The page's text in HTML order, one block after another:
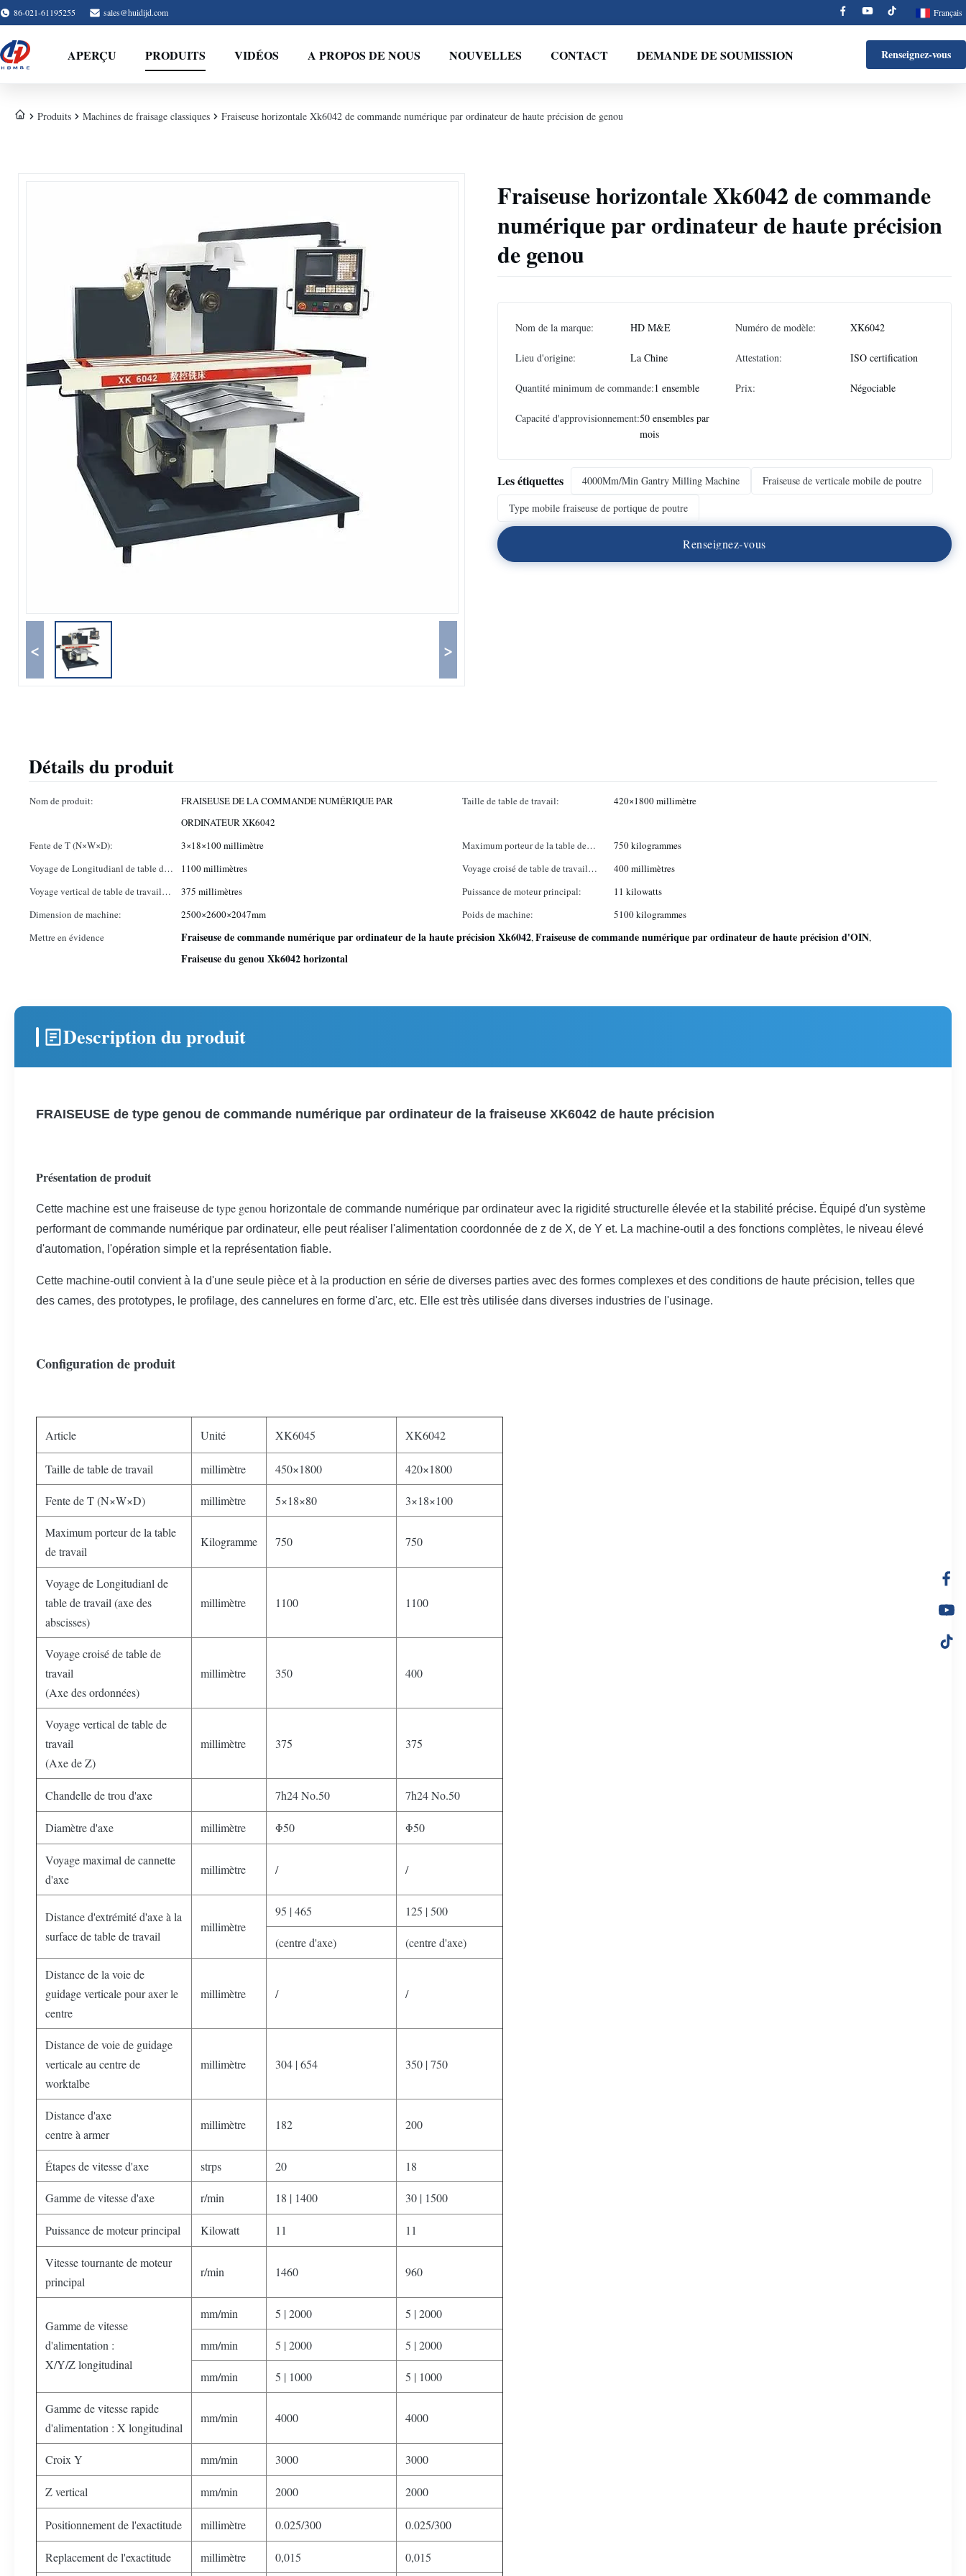
86-021-61195255 sales@huidijd.com Français
APERÇU PRODUITS VIDÉOS A PROPOS DE NOUS NOUVELLES CONTACT DEMANDE DE SOUMISSION Renseignez-vous
Produits Machines de fraisage classiques Fraiseuse horizontale Xk6042 de commande numérique par ordinateur de haute précision de genou
< >
Fraiseuse horizontale Xk6042 de commande
numérique par ordinateur de haute précision
de genou
Nom de la marque: HD M&E Numéro de modèle: XK6042
Lieu d'origine: La Chine Attestation: ISO certification
Quantité minimum de commande:1 ensemble Prix: Négociable
Capacité d'approvisionnement:50 ensembles par
mois
Les étiquettes 4000Mm/Min Gantry Milling Machine
Fraiseuse de verticale mobile de poutre
Type mobile fraiseuse de portique de poutre
Renseignez-vous
Détails du produit
Nom de produit:
FRAISEUSE DE LA COMMANDE NUMÉRIQUE PAR
ORDINATEUR XK6042
Taille de table de travail: 420×1800 millimètre
Fente de T (N×W×D): 3×18×100 millimètre
Maximum porteur de la table de
travail:
750 kilogrammes
Voyage de Longitudianl de table de
travail (axe des abscisses):
1100 millimètres
Voyage croisé de table de travail
(axe des ordonnées):
400 millimètres
Voyage vertical de table de travail
(axe de Z):
375 millimètres Puissance de moteur principal:
11 kilowatts
Dimension de machine:
2500×2600×2047mm Poids de machine:
5100 kilogrammes
Mettre en évidence
Fraiseuse de commande numérique par ordinateur de la haute précision Xk6042,Fraiseuse de commande numérique par ordinateur de haute précision d'OIN,
Fraiseuse du genou Xk6042 horizontal
Description du produit
FRAISEUSE de type genou de commande numérique par ordinateur de la fraiseuse XK6042 de haute précision
Présentation de produit
Cette machine est une fraiseuse de type genou horizontale de commande numérique par ordinateur avec la rigidité structurelle élevée et la stabilité précise. Équipé d'un système
performant de commande numérique par ordinateur, elle peut réaliser l'alimentation coordonnée de z de X, de Y et. La machine-outil a des fonctions complètes, le niveau élevé
d'automation, l'opération simple et la représentation fiable.
Cette machine-outil convient à la d'une seule pièce et à la production en série de diverses parties avec des formes complexes et des conditions de haute précision, telles que
des cames, des prototypes, le profilage, des cannelures en forme d'arc, etc. Elle est très utilisée dans diverses industries de l'usinage.
Configuration de produit
Article Unité XK6045 XK6042
Taille de table de travail millimètre 450×1800 420×1800
Fente de T (N×W×D) millimètre 5×18×80 3×18×100
Maximum porteur de la table
de travail
Kilogramme 750 750
Voyage de Longitudianl de
table de travail (axe des
abscisses)
millimètre 1100 1100
Voyage croisé de table de
travail
(Axe des ordonnées)
millimètre 350 400
Voyage vertical de table de
travail
(Axe de Z)
millimètre 375 375
Chandelle de trou d'axe 7h24 No.50 7h24 No.50
Diamètre d'axe millimètre Φ50 Φ50
Voyage maximal de cannette
d'axe
millimètre / /
Distance d'extrémité d'axe à la
surface de table de travail
millimètre
95 | 465 125 | 500
(centre d'axe) (centre d'axe)
Distance de la voie de
guidage verticale pour axer le
centre
millimètre / /
Distance de voie de guidage
verticale au centre de
worktalbe
millimètre 304 | 654 350 | 750
Distance d'axe
centre à armer
millimètre 182 200
Étapes de vitesse d'axe strps 20 18
Gamme de vitesse d'axe r/min 18 | 1400 30 | 1500
Puissance de moteur principal Kilowatt 11 11
Vitesse tournante de moteur
principal
r/min 1460 960
Gamme de vitesse
d'alimentation :
X/Y/Z longitudinal
mm/min 5 | 2000 5 | 2000
mm/min 5 | 2000 5 | 2000
mm/min 5 | 1000 5 | 1000
Gamme de vitesse rapide
d'alimentation : X longitudinal
mm/min 4000 4000
Croix Y mm/min 3000 3000
Z vertical mm/min 2000 2000
Positionnement de l'exactitude millimètre 0.025/300 0.025/300
Replacement de l'exactitude millimètre 0,015 0,015